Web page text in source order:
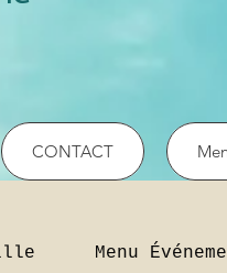
CONTACT
Menu